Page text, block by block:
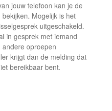
jouw telefoon kan je de
Mogelijk is het
uitgeschakeld.
in gesprek met iemand
oproepen
krijgt dan de melding dat
bereikbaar bent.